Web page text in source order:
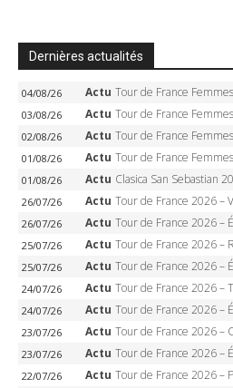
Dernières actualités
04/08/26 Actu Tour de France Femmes 2026, étape 4 – Marlen Reusser
03/08/26 Actu Tour de France Femmes 2026, étape 3 – Sigrid Haugset en
02/08/26 Actu Tour de France Femmes 2026, étape 2 – Lorena Wiebes
01/08/26 Actu Tour de France Femmes 2026, étape 1 – Lorena Wiebes
01/08/26 Actu Clasica San Sebastian 2026 – Evenepoel
26/07/26 Actu Tour de France 2026 – Van der Poel monumental à Paris,
26/07/26 Actu Tour de France 2026 – Étape 21 : Van der Poel, Pogacar, qui
25/07/26 Actu Tour de France 2026 – Richard Carapaz roi des Alpes,
25/07/26 Actu Tour de France 2026 – Étape 20 : L’étape reine, Galibier,
24/07/26 Actu Tour de France 2026 – Tadej Pogacar dompte l’Alpe
24/07/26 Actu Tour de France 2026 – Étape 19 : Pogacar
23/07/26 Actu Tour de France 2026 – Carapaz en solitaire à Orcières-
23/07/26 Actu Tour de France 2026 – Étape 18 : Qui domptera Orcières-
22/07/26 Actu Tour de France 2026 – Philipsen débloque son compteur à